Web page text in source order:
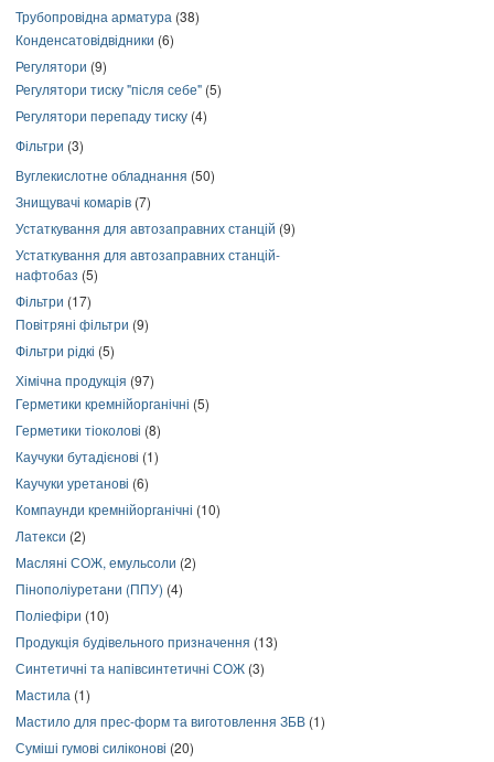
Трубопровідна арматура (38)
Конденсатовідвідники (6)
Регулятори (9)
Регулятори тиску "після себе" (5)
Регулятори перепаду тиску (4)
Фільтри (3)
Вуглекислотне обладнання (50)
Знищувачі комарів (7)
Устаткування для автозаправних станцій (9)
Устаткування для автозаправних станцій-
нафтобаз (5)
Фільтри (17)
Повітряні фільтри (9)
Фільтри рідкі (5)
Хімічна продукція (97)
Герметики кремнійорганічні (5)
Герметики тіоколові (8)
Каучуки бутадієнові (1)
Каучуки уретанові (6)
Компаунди кремнійорганічні (10)
Латекси (2)
Масляні СОЖ, емульсоли (2)
Пінополіуретани (ППУ) (4)
Поліефіри (10)
Продукція будівельного призначення (13)
Синтетичні та напівсинтетичні СОЖ (3)
Мастила (1)
Мастило для прес-форм та виготовлення ЗБВ (1)
Суміші гумові силіконові (20)